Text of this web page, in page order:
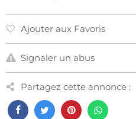
Ajouter aux Favoris
Signaler un abus
Partagez cette annonce :